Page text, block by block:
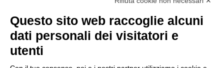
Università di Pisa. Dipartimento di Storia delle Arti ,
Marco di Berlinghiero - sec. XIII, metà - Lucca, Biblioteca
Capitolare Feliniana, Ms. 1, f. 161v, particolare , fronte
Scheda foto
Questo sito web raccoglie alcuni
dati personali dei visitatori e
utenti